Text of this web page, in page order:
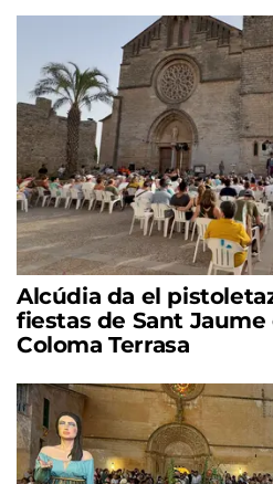
Alcúdia da el
fiestas de Sant
Coloma Terrasa